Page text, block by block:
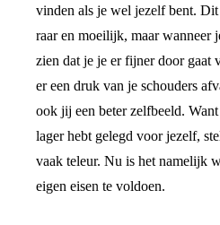
vinden als je wel jezelf bent.
raar en moeilijk, maar wanneer
zien dat je je er fijner door gaat
er een druk van je schouders
ook jij een beter zelfbeeld.
lager hebt gelegd voor jezelf,
vaak teleur. Nu is het namelijk
eigen eisen te voldoen.